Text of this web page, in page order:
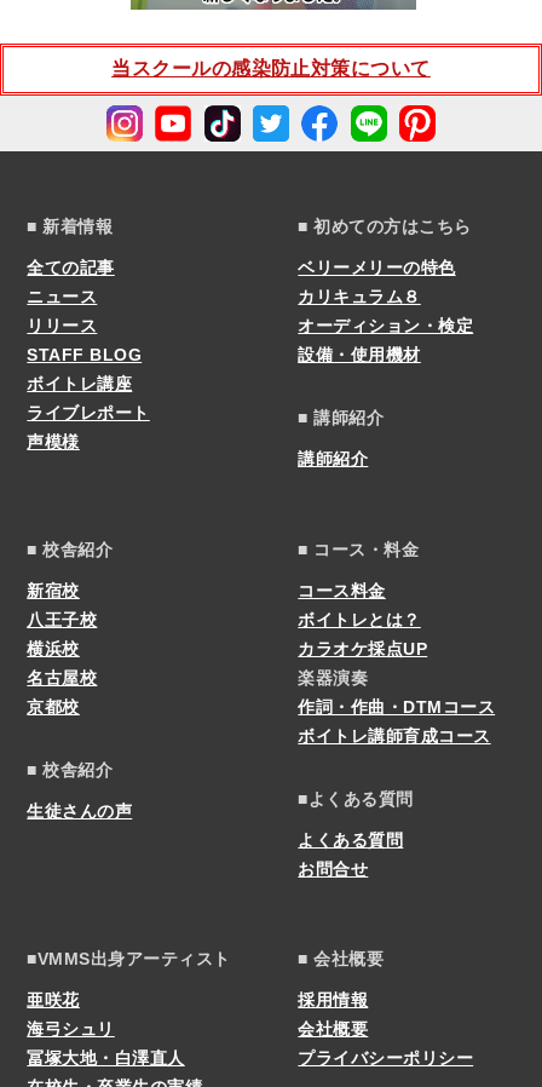
当スクールの感染防止対策について
■ 新着情報
全ての記事
ニュース
リリース
STAFF BLOG
ボイトレ講座
ライブレポート
声模様
■ 初めての方はこちら
ベリーメリーの特色
カリキュラム８
オーディション・検定
設備・使用機材
■ 講師紹介
講師紹介
■ 校舎紹介
新宿校
八王子校
横浜校
名古屋校
京都校
■ 校舎紹介
生徒さんの声
■ コース・料金
コース料金
ボイトレとは？
カラオケ採点UP
楽器演奏
作詞・作曲・DTMコース
ボイトレ講師育成コース
■よくある質問
よくある質問
お問合せ
■VMMS出身アーティスト
亜咲花
海弓シュリ
冨塚大地・白澤直人
■ 会社概要
採用情報
会社概要
プライバシーポリシー